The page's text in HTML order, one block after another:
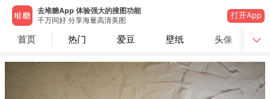
去堆糖App 体验强大的搜图功能
千万同好 分享海量高清美图
打开App
首页 热门 爱豆 壁纸 头像